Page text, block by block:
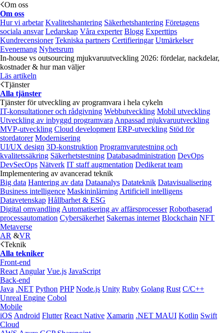
Om oss
Om oss
Hur vi arbetar Kvalitetshantering Säkerhetshantering Företagens
sociala ansvar Ledarskap Våra experter Blogg Experttips
Kundrecensioner Tekniska partners Certifieringar Utmärkelser
Evenemang Nyhetsrum
In-house vs outsourcing mjukvaruutveckling 2026: fördelar, nackdelar,
kostnader & hur man väljer
Läs artikeln
Tjänster
Alla tjänster
Tjänster för utveckling av programvara i hela cykeln
IT-konsultationer och rådgivning Webbutveckling Mobil utveckling
Utveckling av inbyggd programvara Anpassad mjukvaruutveckling
MVP-utveckling Cloud development ERP-utveckling Stöd för
stordatorer Modernisering
UI/UX design 3D-konstruktion Programvarutestning och
kvalitetssäkring Säkerhetstestning Databasadministration DevOps
DevSecOps Nätverk IT staff augmentation Dedikerat team
Implementering av avancerad teknik
Big data Hantering av data Dataanalys Datateknik Datavisualisering
Business intelligence Maskininlärning Artificiell intelligens
Datavetenskap Hållbarhet & ESG
Digital omvandling Automatisering av affärsprocesser Robotbaserad
processautomation Cybersäkerhet Sakernas internet Blockchain NFT
Metaverse
AR &VR
Teknik
Alla tekniker
Front-end
React Angular Vue.js JavaScript
Back-end
Java .NET Python PHP Node.js Unity Ruby Golang Rust C/C++
Unreal Engine Cobol
Mobile
iOS Android Flutter React Native Xamarin .NET MAUI Kotlin Swift
Cloud